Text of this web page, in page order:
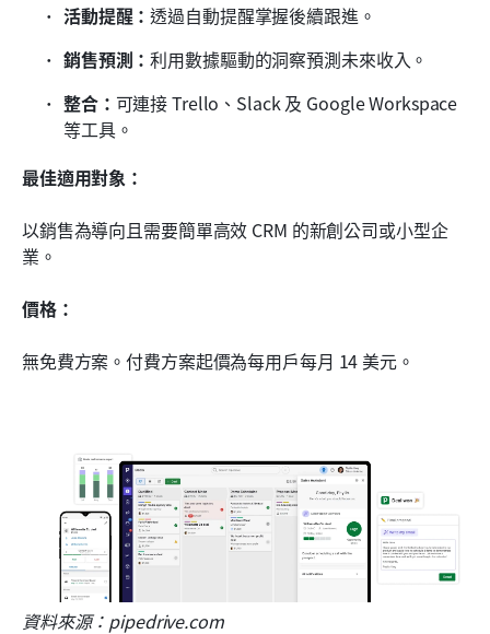
活動提醒：透過自動提醒掌握後續跟進。
銷售預測：利用數據驅動的洞察預測未來收入。
整合： 可連接 Trello、Slack 及 Google Workspace
等工具。
最佳適用對象：
以銷售為導向且需要簡單高效 CRM 的新創公司或小型企
業。
價格：
無免費方案。付費方案起價為每用戶每月 14 美元。
資料來源：pipedrive.com